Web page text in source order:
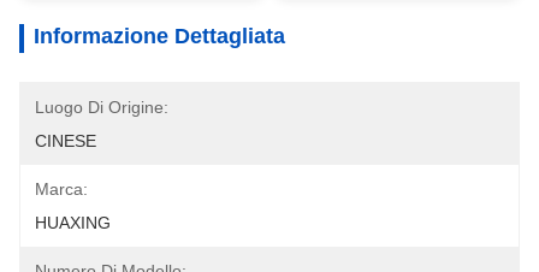
Informazione Dettagliata
Luogo Di Origine:
CINESE
Marca:
HUAXING